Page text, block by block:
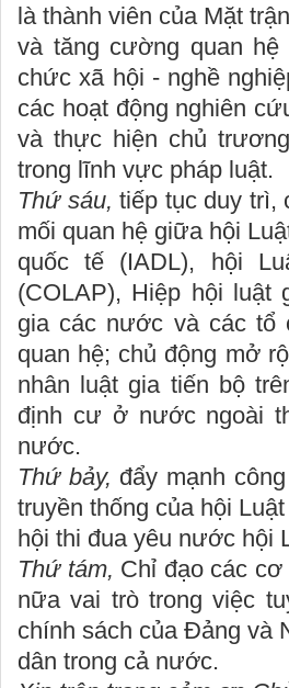
là thành viên của Mặt
và tăng cường quan
chức xã hội - nghề
các hoạt động nghiên
và thực hiện chủ
trong lĩnh vực pháp luật.
Thứ sáu, tiếp tục duy trì,
mối quan hệ giữa hội
quốc tế (IADL), hội
(COLAP), Hiệp hội luật
gia các nước và các tổ
quan hệ; chủ động mở
nhân luật gia tiến bộ
định cư ở nước ngoài
nước.
Thứ bảy, đẩy mạnh
truyền thống của hội
hội thi đua yêu nước hội
Thứ tám, Chỉ đạo các
nữa vai trò trong việc
chính sách của Đảng và
dân trong cả nước.